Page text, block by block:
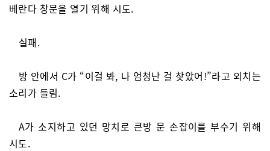
베란다 창문을 열기 위해 시도.
실패.
방 안에서 C가 “이걸 봐, 나 엄청난 걸 찾았어!”라고 외치는
소리가 들림.
A가 소지하고 있던 망치로 큰방 문 손잡이를 부수기 위해
시도.